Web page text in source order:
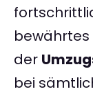
bewährtes
der
bei